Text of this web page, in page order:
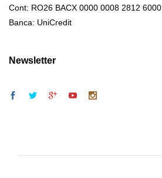
Cont: RO26 BACX 0000 0008 2812 6000
Banca: UniCredit
Newsletter